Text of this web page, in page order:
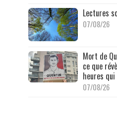
Lectures
07/08/26
Mort de
ce que
heures
07/08/26